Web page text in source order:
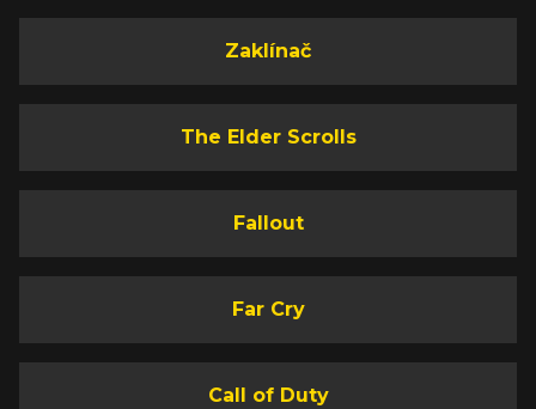
Zaklínač
The Elder Scrolls
Fallout
Far Cry
Call of Duty